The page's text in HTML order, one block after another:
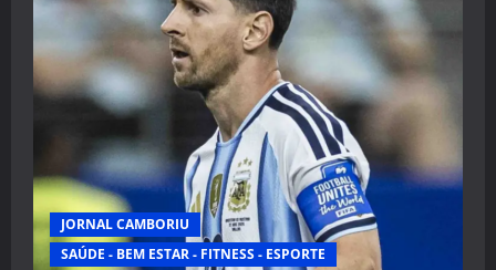
JORNAL CAMBORIU
SAÚDE - BEM ESTAR - FITNESS - ESPORTE